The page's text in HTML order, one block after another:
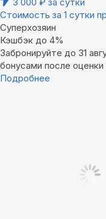
Стоимость за 1 сутки
Суперхозяин
Кэшбэк до 4%
Забронируйте до 31
бонусами после
Подробнее